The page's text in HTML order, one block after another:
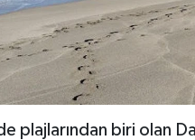
plajlarından biri olan